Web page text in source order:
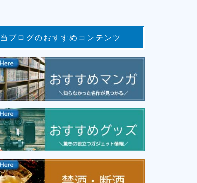
当ブログのおすすめコンテンツ